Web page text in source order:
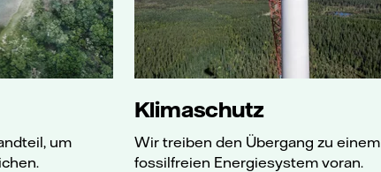
um
Klimaschutz
Wir treiben den Übergang zu einem
fossilfreien Energiesystem voran.